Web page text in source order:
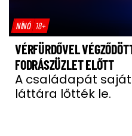
NÍNÓ 18+
VÉRFÜRDŐVEL
FODRÁSZÜZLET ELŐTT
A családapát
láttára lőtték le.